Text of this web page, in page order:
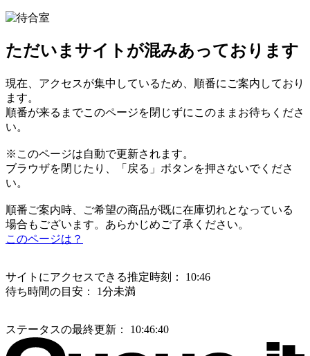
ただいまサイトが混みあっております
現在、アクセスが集中しているため、順番にご案内しており
ます。
順番が来るまでこのページを閉じずにこのままお待ちくださ
い。
※このページは自動で更新されます。
ブラウザを閉じたり、「戻る」ボタンを押さないでくださ
い。
順番ご案内時、ご希望の商品が既に在庫切れとなっている
場合もございます。あらかじめご了承ください。
このページは？
サイトにアクセスできる推定時刻：
10:46
待ち時間の目安：
1分未満
ステータスの最終更新： 10:46:40